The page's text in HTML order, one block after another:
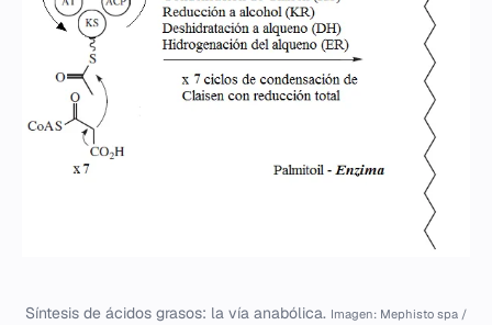
Síntesis de ácidos grasos: la vía anabólica. Imagen: Mephisto spa /